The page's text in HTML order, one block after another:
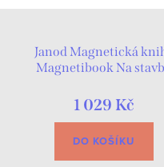
Janod Magnetická
Magnetibook Na
1 029 Kč
DO KOŠÍKU